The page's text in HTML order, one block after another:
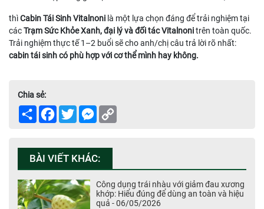
thìCabin Tái Sinh Vitalnoni là một lựa chọn đáng để trải nghiệm tại
cácTrạm Sức Khỏe Xanh, đại lý và đối tác Vitalnonitrên toàn quốc.
Trải nghiệm thực tế 1–2 buổi sẽ cho anh/chị câu trả lời rõ nhất:
cabin tái sinh có phù hợp với cơ thể mình hay không.
Chia sẻ:
Share Facebook
TwitterMessenger
BÀI VIẾT KHÁC:
Công dụng trái nhàu với giảm đau xương
khớp: Hiểu đúng để dùng an toàn và hiệu
quả - 06/05/2026